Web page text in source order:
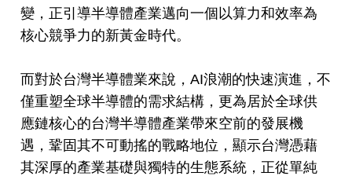
變，正引導半導體產業邁向一個以算力和效率為
核心競爭力的新黃金時代。
而對於台灣半導體業來說，AI浪潮的快速演進，不
僅重塑全球半導體的需求結構，更為居於全球供
應鏈核心的台灣半導體產業帶來空前的發展機
遇，鞏固其不可動搖的戰略地位，顯示台灣憑藉
其深厚的產業基礎與獨特的生態系統，正從單純